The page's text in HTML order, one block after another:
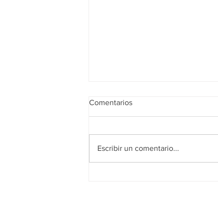
Realidad de octubre
Comentarios
Escribir un comentario...